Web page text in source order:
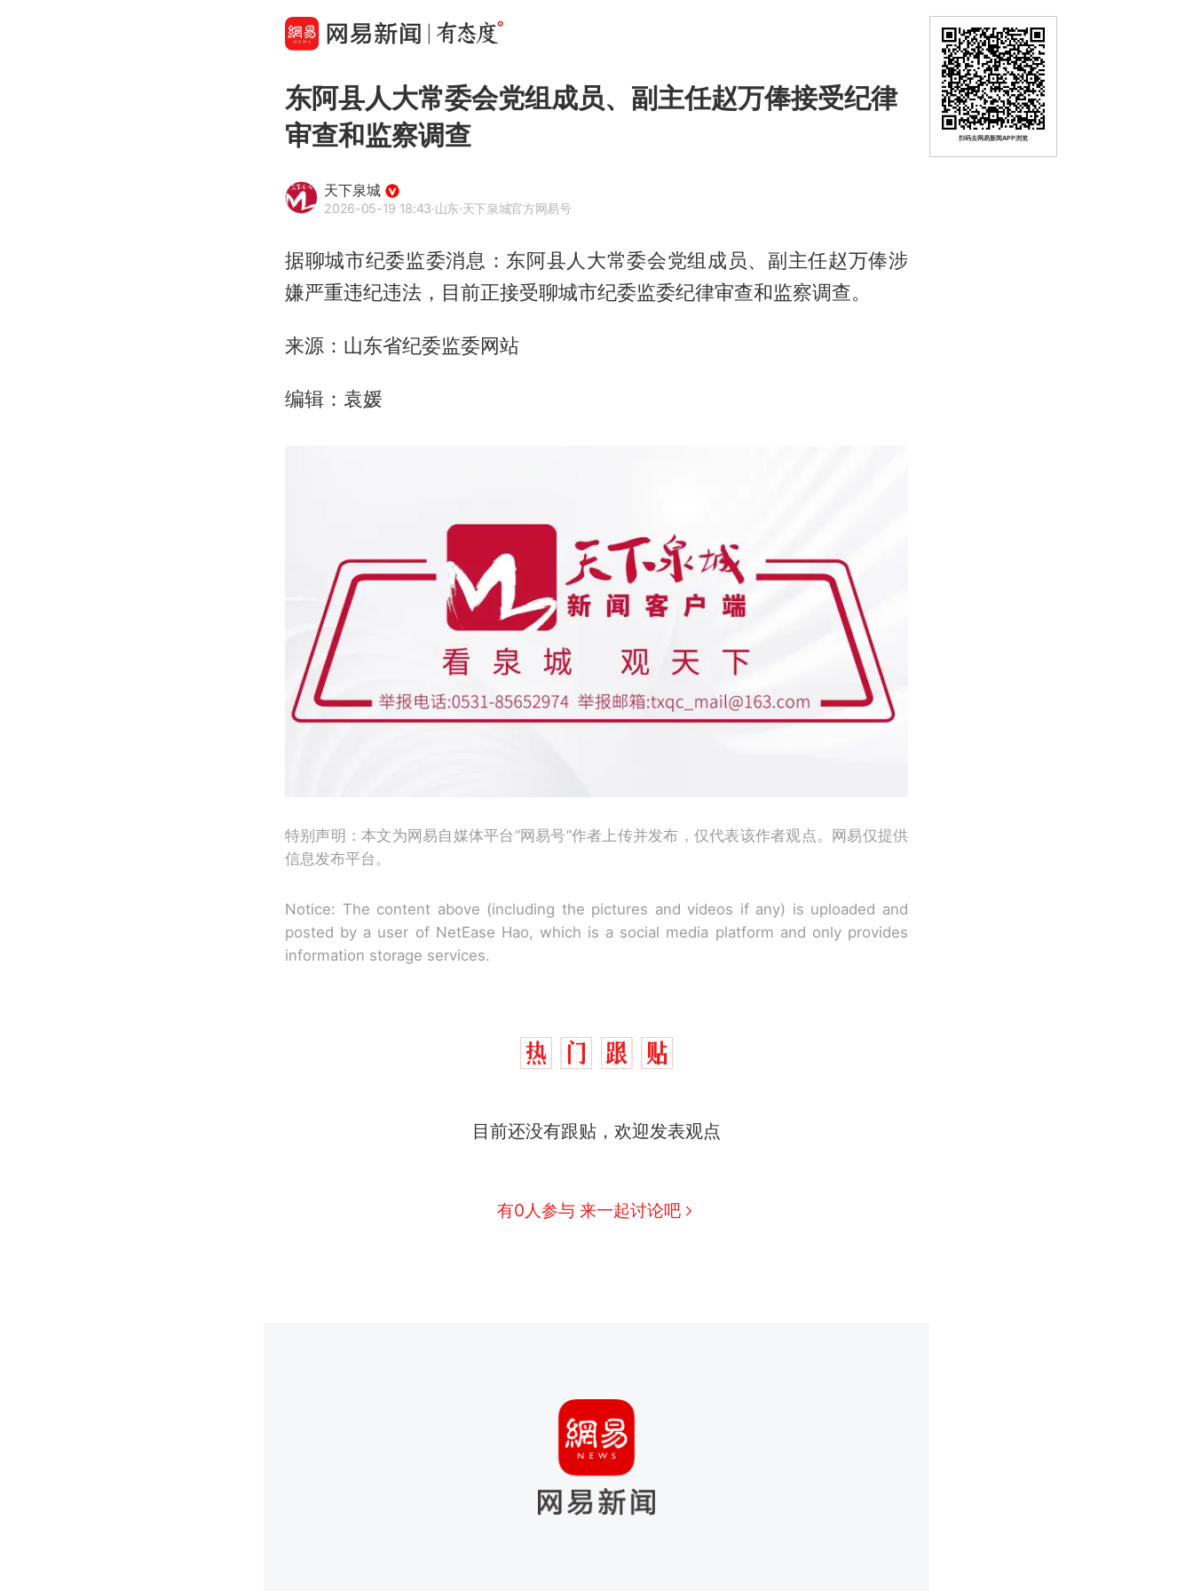
东阿县人大常委会党组成员、副主任赵万俸接受纪律
审查和监察调查
天下泉城
2026-05-19 18:43·山东·天下泉城官方网易号
据聊城市纪委监委消息：东阿县人大常委会党组成员、副主任赵万俸涉
嫌严重违纪违法，目前正接受聊城市纪委监委纪律审查和监察调查。
来源：山东省纪委监委网站
编辑：袁媛
特别声明：本文为网易自媒体平台“网易号”作者上传并发布，仅代表该作者观点。网易仅提供
信息发布平台。
Notice: The content above (including the pictures and videos if any) is uploaded and
posted by a user of NetEase Hao, which is a social media platform and only provides
information storage services.
目前还没有跟贴，欢迎发表观点
有0人参与 来一起讨论吧
扫码去网易新闻APP浏览